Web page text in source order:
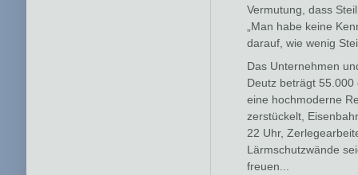
Vermutung, dass
„Man habe keine
darauf, wie wenig
Das Unternehmen
Deutz beträgt
eine hochmoderne
zerstückelt,
22 Uhr,
Lärmschutzwände
freuen...